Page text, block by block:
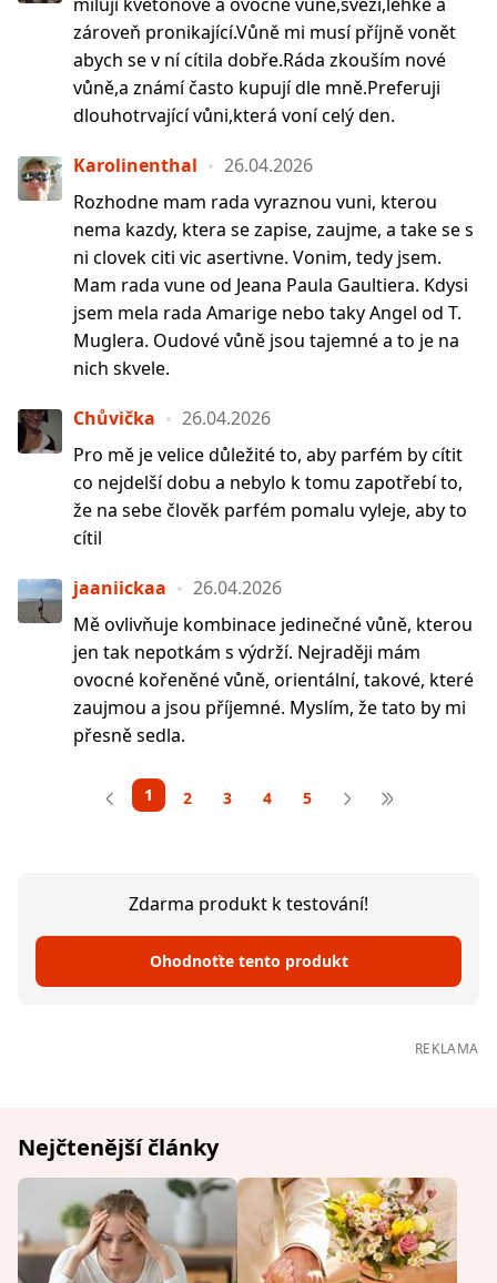
zároveň pronikající.Vůně mi musí příjně vonět
abych se v ní cítila dobře.Ráda zkouším nové
vůně,a známí často kupují dle mně.Preferuji
dlouhotrvající vůni,která voní celý den.
Karolinenthal
26.04.2026
Rozhodne mam rada vyraznou vuni, kterou
nema kazdy, ktera se zapise, zaujme, a take se s
ni clovek citi vic asertivne. Vonim, tedy jsem.
Mam rada vune od Jeana Paula Gaultiera. Kdysi
jsem mela rada Amarige nebo taky Angel od T.
Muglera. Oudové vůně jsou tajemné a to je na
nich skvele.
Chůvička
26.04.2026
Pro mě je velice důležité to, aby parfém by cítit
co nejdelší dobu a nebylo k tomu zapotřebí to,
že na sebe člověk parfém pomalu vyleje, aby to
cítil
jaaniickaa
26.04.2026
Mě ovlivňuje kombinace jedinečné vůně, kterou
jen tak nepotkám s výdrží. Nejraději mám
ovocné kořeněné vůně, orientální, takové, které
zaujmou a jsou příjemné. Myslím, že tato by mi
přesně sedla.
1 2 3 4 5
Zdarma produkt k testování!
Ohodnoťte tento produkt
REKLAMA
Nejčtenější články